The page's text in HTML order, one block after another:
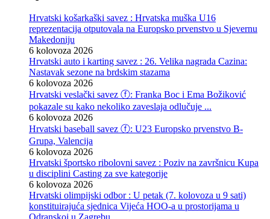
Hrvatski košarkaški savez : Hrvatska muška U16
reprezentacija otputovala na Europsko prvenstvo u Sjevernu
Makedoniju
6 kolovoza 2026
Hrvatski auto i karting savez : 26. Velika nagrada Cazina:
Nastavak sezone na brdskim stazama
6 kolovoza 2026
Hrvatski veslački savez ⓕ: Franka Boc i Ema Božiković
pokazale su kako nekoliko zaveslaja odlučuje ...
6 kolovoza 2026
Hrvatski baseball savez ⓕ: U23 Europsko prvenstvo B-
Grupa, Valencija
6 kolovoza 2026
Hrvatski športsko ribolovni savez : Poziv na završnicu Kupa
u disciplini Casting za sve kategorije
6 kolovoza 2026
Hrvatski olimpijski odbor : U petak (7. kolovoza u 9 sati)
konstituirajuća sjednica Vijeća HOO-a u prostorijama u
Odranskoj u Zagrebu